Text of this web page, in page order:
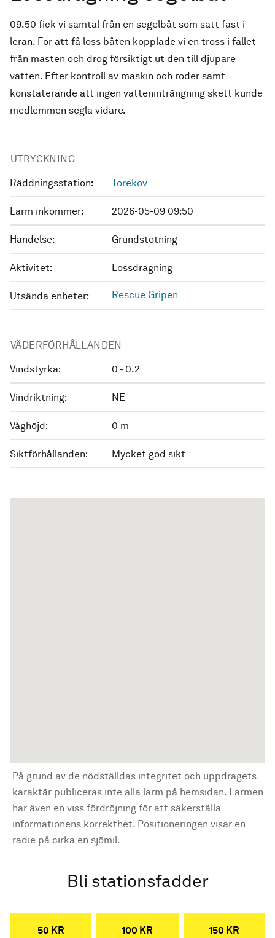
09.50 fick vi samtal från en segelbåt som satt fast i
leran. För att få loss båten kopplade vi en tross i fallet
från masten och drog försiktigt ut den till djupare
vatten. Efter kontroll av maskin och roder samt
konstaterande att ingen vatteninträngning skett kunde
medlemmen segla vidare.
UTRYCKNING
Räddningsstation: Torekov
Larm inkommer: 2026-05-09 09:50
Händelse: Grundstötning
Aktivitet: Lossdragning
Utsända enheter: Rescue Gripen
VÄDERFÖRHÅLLANDEN
Vindstyrka: 0 - 0.2
Vindriktning: NE
Våghöjd: 0 m
Siktförhållanden: Mycket god sikt
På grund av de nödställdas integritet och uppdragets
karaktär publiceras inte alla larm på hemsidan. Larmen
har även en viss fördröjning för att säkerställa
informationens korrekthet. Positioneringen visar en
radie på cirka en sjömil.
Bli stationsfadder
50 KR 100 KR 150 KR